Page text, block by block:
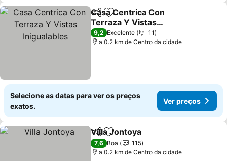
PartilharAdicionar aos favoritos
Casa Centrica Con
Terraza Y Vistas
Inigualables
9,2 Excelente
11
a 0.2 km de Centro da cidade
Selecione as datas para ver os preços
exatos.
Ver preços
PartilharAdicionar aos favoritos
Villa Jontoya
7,6 Boa
115
a 0.2 km de Centro da cidade